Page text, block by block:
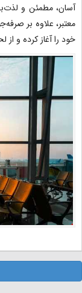
آسان، مطمئن و
معتبر، علاوه بر
خود را آغاز کرده و